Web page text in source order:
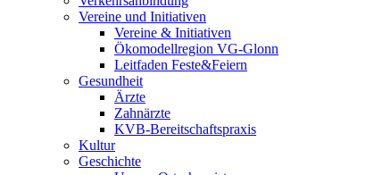
Vereine und Initiativen
Vereine & Initiativen
Ökomodellregion VG-Glonn
Leitfaden Feste&Feiern
Gesundheit
Ärzte
Zahnärzte
KVB-Bereitschaftspraxis
Kultur
Geschichte